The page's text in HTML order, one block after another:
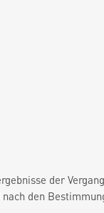
der
den